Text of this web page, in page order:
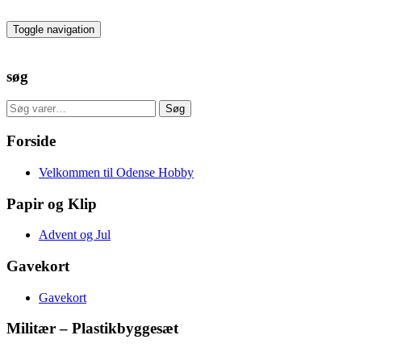
to
the
Toggle navigation
søg
Søg
efter:
Søg
Forside
Velkommen til Odense Hobby
Papir og Klip
Advent og Jul
Gavekort
Gavekort
Militær – Plastikbyggesæt